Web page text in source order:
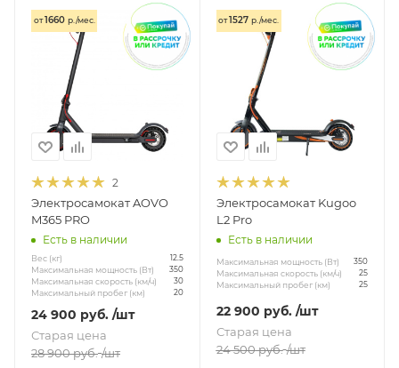
от1660 р./мес.
2
Электросамокат AOVO
M365 PRO
Есть в наличии
Вес (кг) 12.5
Максимальная мощность (Вт) 350
Максимальная скорость (км/ч) 30
Максимальный пробег (км) 20
24 900 руб. /шт
Старая цена
28 900руб. /шт
от1527 р./мес.
Электросамокат Kugoo
L2 Pro
Есть в наличии
Максимальная мощность (Вт) 350
Максимальная скорость (км/ч) 25
Максимальный пробег (км) 25
22 900 руб. /шт
Старая цена
24 500руб. /шт